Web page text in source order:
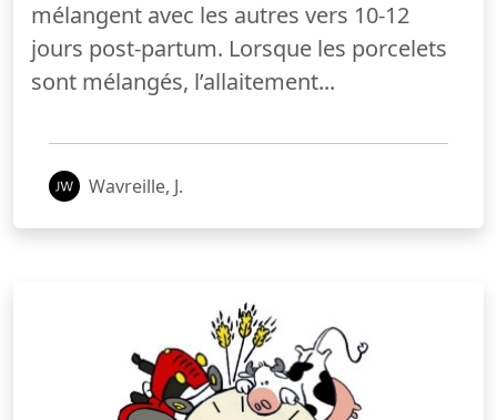
mélangent avec les autres vers 10-12
jours post-partum. Lorsque les porcelets
sont mélangés, l’allaitement...
Wavreille, J.